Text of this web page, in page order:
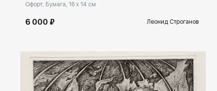
Офорт, Бумага, 16 x 14 см
6 000 ₽ Леонид Строганов